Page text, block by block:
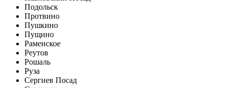
Подольск
Протвино
Пушкино
Пущино
Раменское
Реутов
Рошаль
Руза
Сергиев Посад